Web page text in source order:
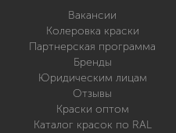
Вакансии
Колеровка краски
Партнерская программа
Бренды
Юридическим лицам
Отзывы
Краски оптом
Каталог красок по RAL